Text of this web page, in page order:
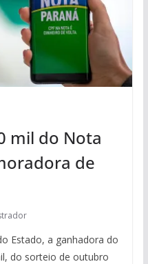
mil do Nota
de
Estado, a ganhadora do
do sorteio de outubro